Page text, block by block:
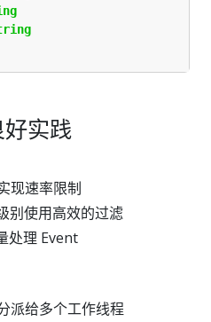
实践
现速率限制
别使用高效的过滤
处理 Event
派给多个工作线程